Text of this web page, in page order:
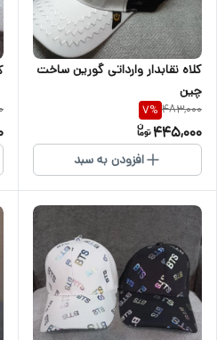
کلاه نقابدار وارداتی گورین ساخت
چین
483,000
7%
445,000
افزودن به سبد